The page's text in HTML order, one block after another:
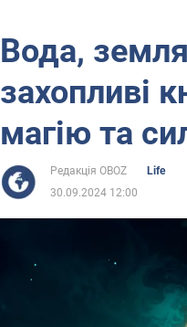
Вода,
захопливі
магію та
Редакція OBOZ
Life
30.09.2024 12:00